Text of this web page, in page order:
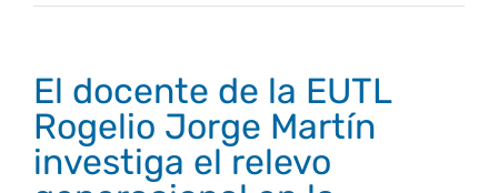
Bienvenida
Conócenos
Estudios
Grado en turismoCalidad
El docente de la EUTL
Rogelio Jorge Martín
investiga el relevo